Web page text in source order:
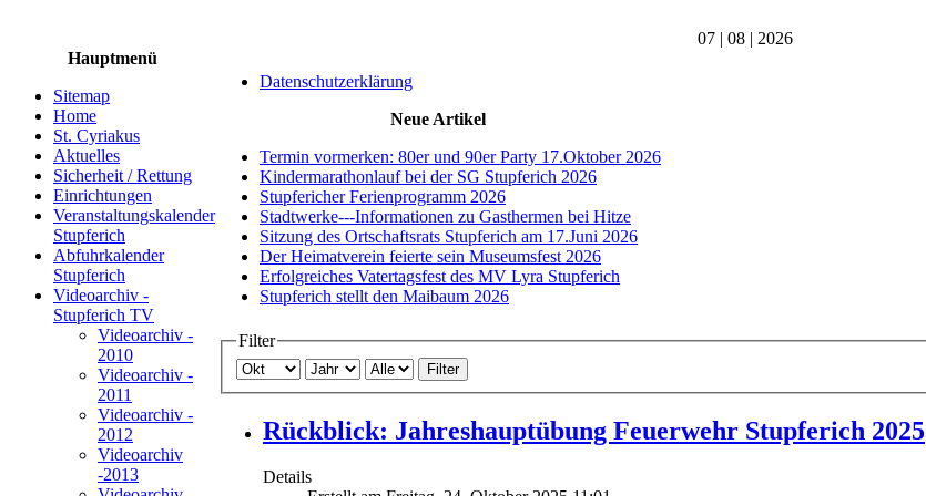
07 | 08 | 2026
Hauptmenü
Sitemap
Home
St. Cyriakus
Aktuelles
Sicherheit / Rettung
Einrichtungen
Veranstaltungskalender
Stupferich
Abfuhrkalender
Stupferich
Videoarchiv -
Stupferich TV
Videoarchiv -
2010
Videoarchiv -
2011
Videoarchiv -
2012
Videoarchiv
-2013
Datenschutzerklärung
Neue Artikel
Termin vormerken: 80er und 90er Party 17.Oktober 2026
Kindermarathonlauf bei der SG Stupferich 2026
Stupfericher Ferienprogramm 2026
Stadtwerke---Informationen zu Gasthermen bei Hitze
Sitzung des Ortschaftsrats Stupferich am 17.Juni 2026
Der Heimatverein feierte sein Museumsfest 2026
Erfolgreiches Vatertagsfest des MV Lyra Stupferich
Stupferich stellt den Maibaum 2026
Filter
Filter
Rückblick: Jahreshauptübung Feuerwehr Stupferich 2025
Details